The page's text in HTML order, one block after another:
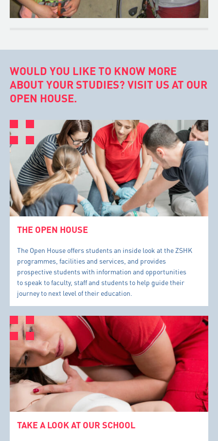
WOULD YOU LIKE TO KNOW MORE
ABOUT YOUR STUDIES? VISIT US AT OUR
OPEN HOUSE.
THE OPEN HOUSE
The Open House offers students an inside look at the ZSHK
programmes, facilities and services, and provides
prospective students with information and opportunities
to speak to faculty, staff and students to help guide their
journey to next level of their education.
TAKE A LOOK AT OUR SCHOOL